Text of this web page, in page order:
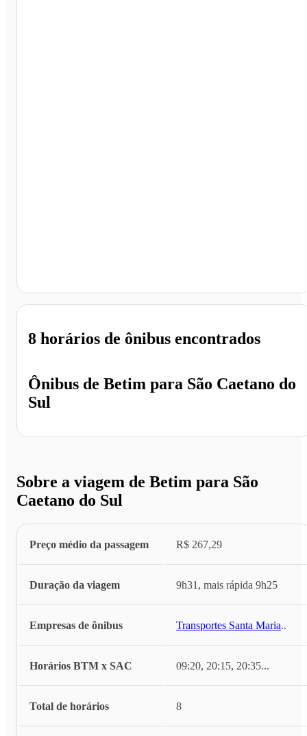
Ônibus de Betim para São Caetano do
Sul
8 horários de ônibus encontrados
Sobre a viagem de Betim para São
Caetano do Sul
Preço médio da passagem R$ 267,29
Duração da viagem 9h31, mais rápida 9h25
Empresas de ônibus Transportes Santa Maria...
Horários BTM x SAC 09:20, 20:15, 20:35...
Total de horários 8